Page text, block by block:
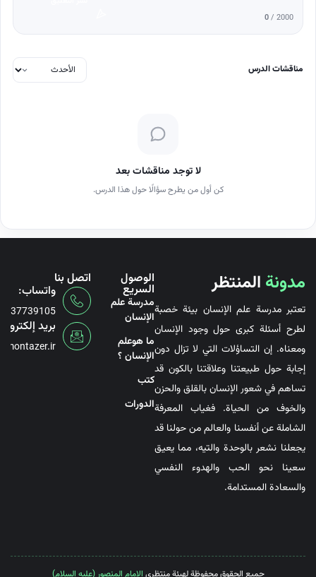
0/ 2000
مناقشات الدرس
لا توجد مناقشات بعد
كن أول من يطرح سؤالًا حول هذا الدرس.
مدونة المنتظر
تعتبر مدرسة علم الإنسان بيئة خصبة
لطرح أسئلة كبرى حول وجود الإنسان
ومعناه. إن التساؤلات التي لا تزال دون
إجابة حول طبيعتنا وعلاقتنا بالكون قد
تساهم في شعور الإنسان بالقلق والحزن
والخوف من الحياة. فغياب المعرفة
الشاملة عن أنفسنا والعالم من حولنا قد
يجعلنا نشعر بالوحدة والتيه، مما يعيق
سعينا نحو الحب والهدوء النفسي
والسعادة المستدامة.
الوصول
السريع
مدرسة علم
الإنسان
ما هوعلم
الإنسان ؟
کتب
الدورات
اتصل بنا
واتساب:
بريد
جميع الحقوق محفوظة لهيئة منتظري الإمام المنصور (عليه السلام)